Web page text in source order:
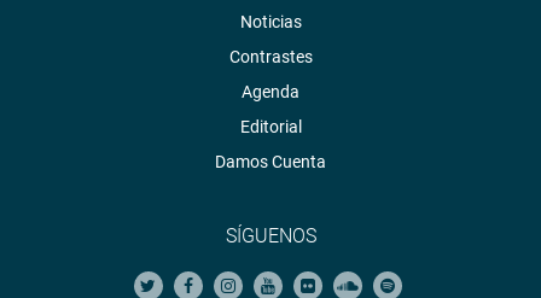
Noticias
Contrastes
Agenda
Editorial
Damos Cuenta
SÍGUENOS